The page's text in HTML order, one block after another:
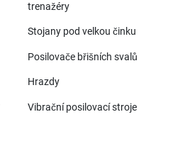
trenažéry
Stojany pod velkou činku
Posilovače břišních svalů
Hrazdy
Vibrační posilovací stroje